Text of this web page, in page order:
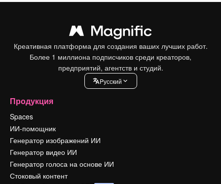
Креативная платформа для создания ваших лучших работ.
Более 1 миллиона подписчиков среди креаторов,
предприятий, агентств и студий.
Pусский
Продукция
Spaces
ИИ-помощник
Генератор изображений ИИ
Генератор видео ИИ
Генератор голоса на основе ИИ
Стоковый контент